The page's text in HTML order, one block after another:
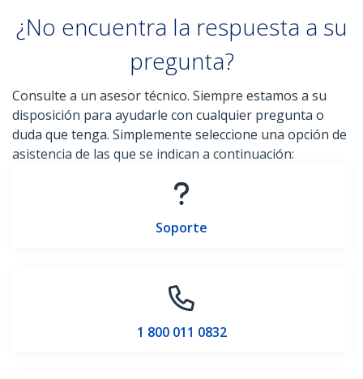
¿No encuentra la respuesta a su
pregunta?
Consulte a un asesor técnico. Siempre estamos a su
disposición para ayudarle con cualquier pregunta o
duda que tenga. Simplemente seleccione una opción de
asistencia de las que se indican a continuación:
Soporte
1 800 011 0832